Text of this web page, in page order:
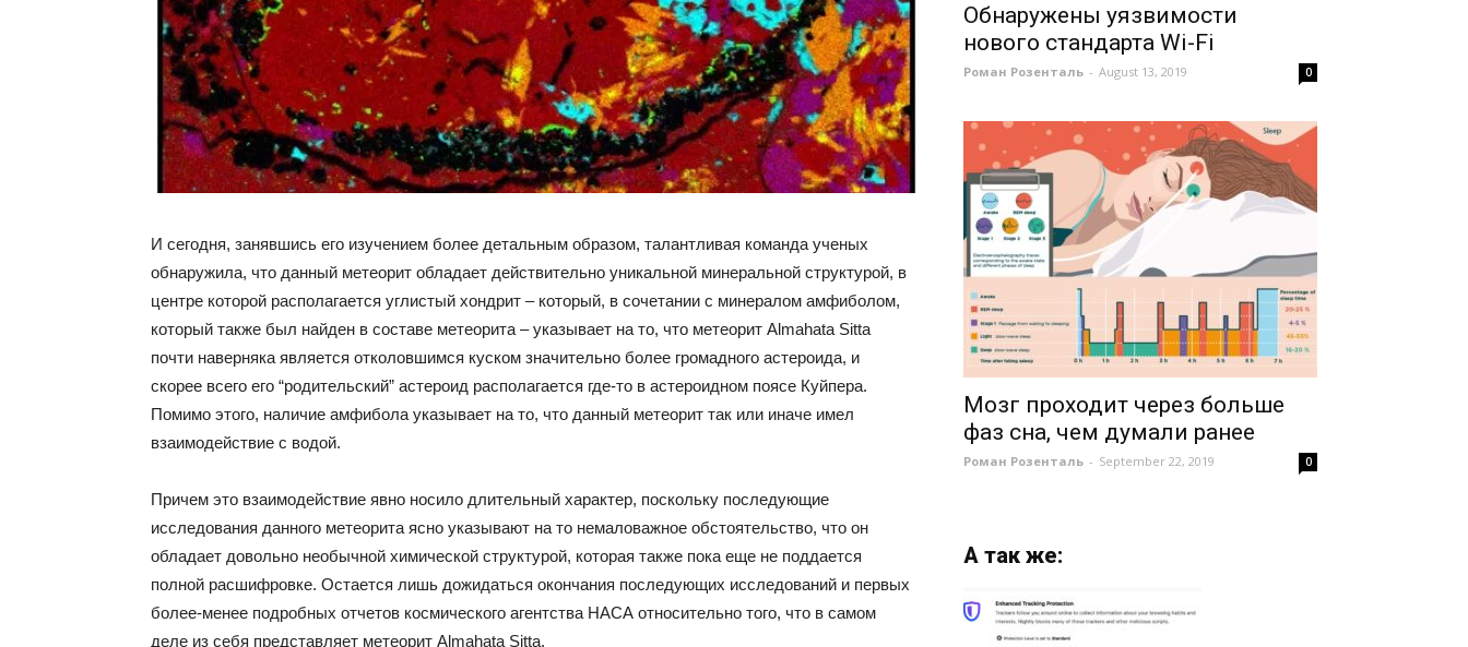
И сегодня, занявшись его изучением более детальным образом, талантливая команда ученых
обнаружила, что данный метеорит обладает действительно уникальной минеральной структурой, в
центре которой располагается углистый хондрит – который, в сочетании с минералом амфиболом,
который также был найден в составе метеорита – указывает на то, что метеорит Almahata Sitta
почти наверняка является отколовшимся куском значительно более громадного астероида, и
скорее всего его “родительский” астероид располагается где-то в астероидном поясе Куйпера.
Помимо этого, наличие амфибола указывает на то, что данный метеорит так или иначе имел
взаимодействие с водой.
Причем это взаимодействие явно носило длительный характер, поскольку последующие
исследования данного метеорита ясно указывают на то немаловажное обстоятельство, что он
обладает довольно необычной химической структурой, которая также пока еще не поддается
полной расшифровке. Остается лишь дожидаться окончания последующих исследований и первых
более-менее подробных отчетов космического агентства НАСА относительно того, что в самом
деле из себя представляет метеорит Almahata Sitta.
Обнаружены уязвимости
нового стандарта Wi-Fi
Роман Розенталь - August 13, 2019 0
Мозг проходит через больше
фаз сна, чем думали ранее
Роман Розенталь - September 22, 2019 0
А так же: